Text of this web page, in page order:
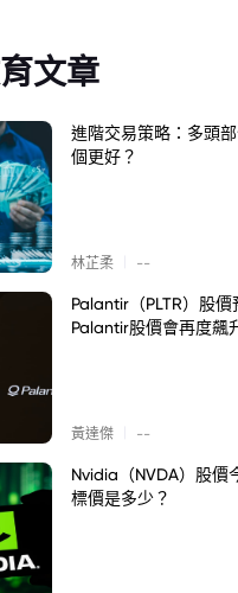
文章
進階交易策略：多頭
個更好？
林芷柔 --
Palantir（PLTR）股價
Palantir股價會再度飆
黃達傑 --
Nvidia（NVDA）股價
標價是多少？